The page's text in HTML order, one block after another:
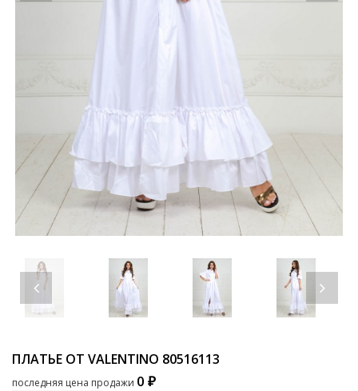
ПЛАТЬЕ ОТ VALENTINO 80516113
последняя цена продажи 0 ₽